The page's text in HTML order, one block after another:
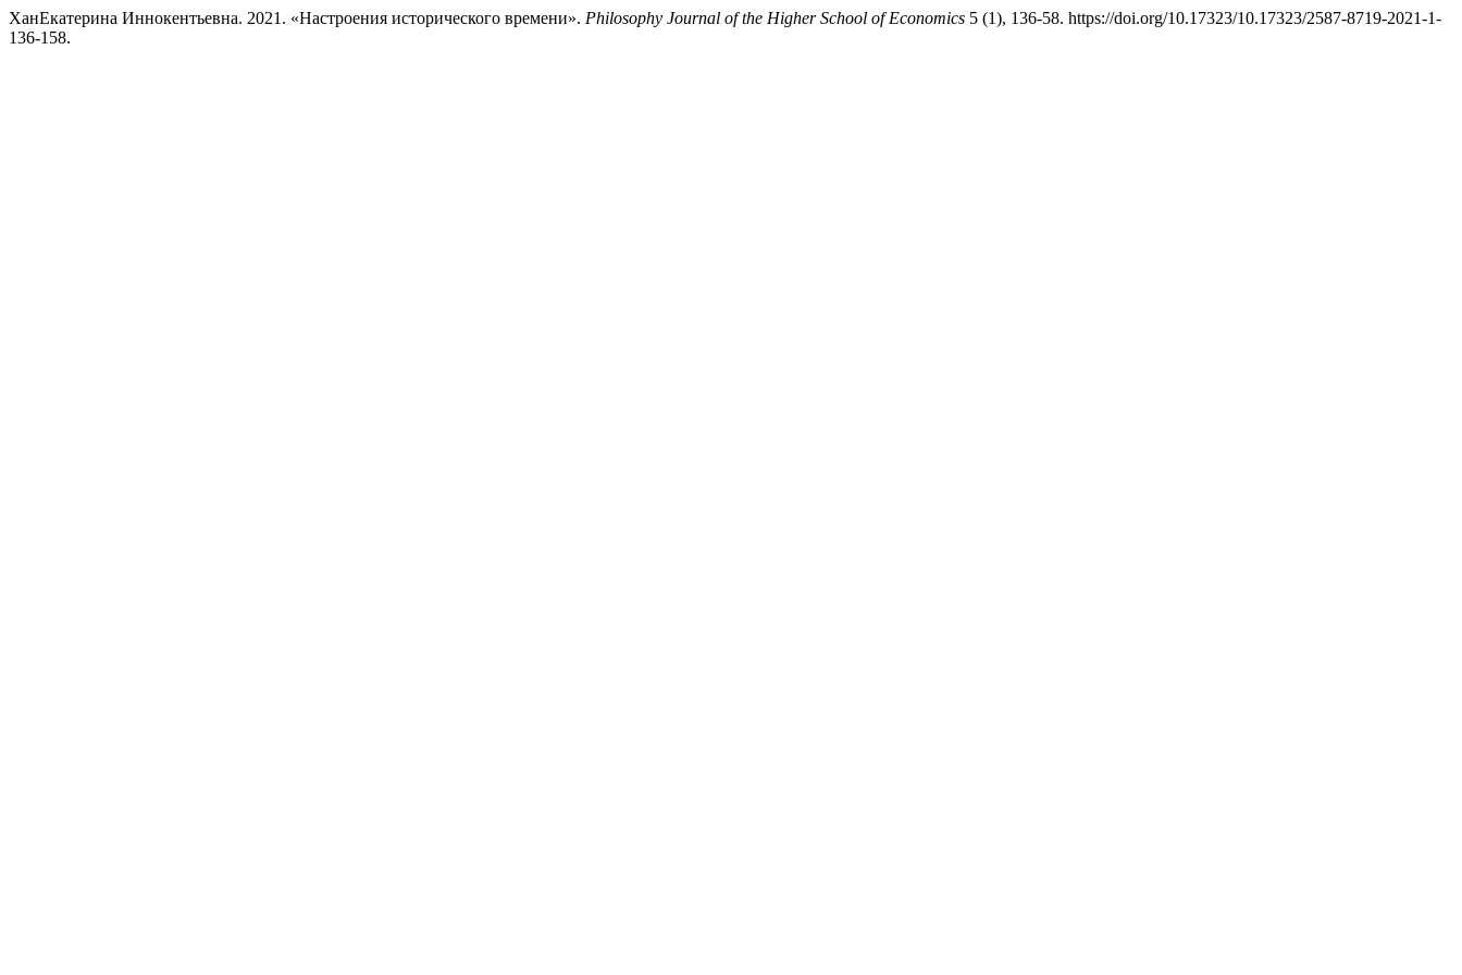
ХанЕкатерина Иннокентьевна. 2021. «Настроения исторического времени». Philosophy Journal of the Higher School of Economics 5 (1), 136-58. https://doi.org/10.17323/10.17323/2587-8719-2021-1-
136-158.